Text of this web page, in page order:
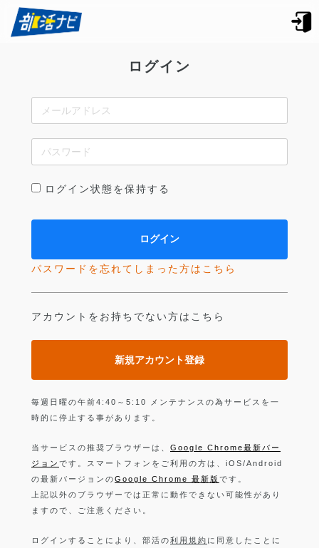
ログイン
ログイン状態を保持する
パスワードを忘れてしまった方はこちら
アカウントをお持ちでない方はこちら
新規アカウント登録
毎週日曜の午前4:40～5:10 メンテナンスの為サービスを一
時的に停止する事があります。
当サービスの推奨ブラウザーは、 Google Chrome最新バー
ジョン です。スマートフォンをご利用の方は、iOS/Android
の最新バージョンのGoogle Chrome 最新版 です。
上記以外のブラウザーでは正常に動作できない可能性があり
ますので、ご注意ください。
ログインすることにより、部活の利用規約 に同意したことに